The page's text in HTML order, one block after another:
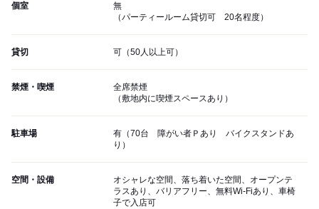
個室
無
（パーティールーム貸切可 20名程度）
貸切 可（50人以上可）
禁煙・喫煙
全席禁煙
（敷地内に喫煙スペースあり）
駐車場
有（70台 障がい者Ｐあり バイクスタンドあ
り）
空間・設備
オシャレな空間、落ち着いた空間、オープンテ
ラスあり、バリアフリー、無料Wi-Fiあり、車椅
子で入店可